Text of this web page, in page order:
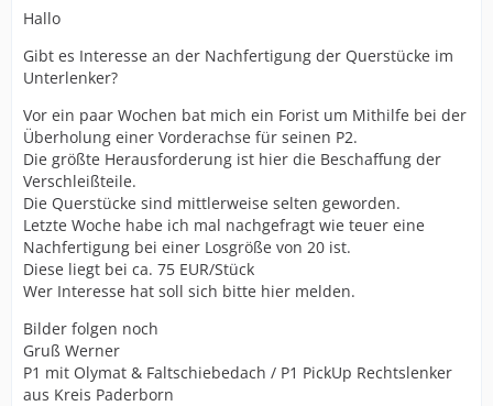
Hallo
Gibt es Interesse an der Nachfertigung der Querstücke im
Unterlenker?
Vor ein paar Wochen bat mich ein Forist um Mithilfe bei der
Überholung einer Vorderachse für seinen P2.
Die größte Herausforderung ist hier die Beschaffung der
Verschleißteile.
Die Querstücke sind mittlerweise selten geworden.
Letzte Woche habe ich mal nachgefragt wie teuer eine
Nachfertigung bei einer Losgröße von 20 ist.
Diese liegt bei ca. 75 EUR/Stück
Wer Interesse hat soll sich bitte hier melden.
Bilder folgen noch
Gruß Werner
P1 mit Olymat & Faltschiebedach / P1 PickUp Rechtslenker
aus Kreis Paderborn